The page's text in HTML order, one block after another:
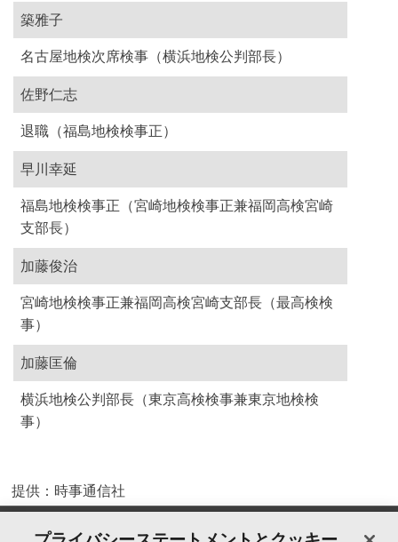
築雅子
名古屋地検次席検事（横浜地検公判部長）
佐野仁志
退職（福島地検検事正）
早川幸延
福島地検検事正（宮崎地検検事正兼福岡高検宮崎
支部長）
加藤俊治
宮崎地検検事正兼福岡高検宮崎支部長（最高検検
事）
加藤匡倫
横浜地検公判部長（東京高検検事兼東京地検検
事）
提供：時事通信社
製品＆サービス